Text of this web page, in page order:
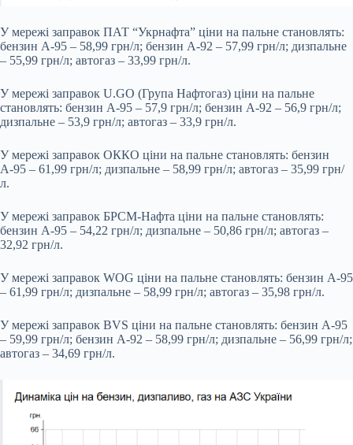
У мережі заправок ПАТ “Укрнафта” ціни на пальне становлять:
бензин А-95 – 58,99 грн/л; бензин А-92 – 57,99 грн/л; дизпальне
– 55,99 грн/л; автогаз – 33,99 грн/л.
У мережі заправок U.GO (Група Нафтогаз) ціни на пальне
становлять: бензин А-95 – 57,9 грн/л; бензин А-92 – 56,9 грн/л;
дизпальне – 53,9 грн/л; автогаз – 33,9 грн/л.
У мережі заправок ОККО ціни на пальне становлять: бензин
А-95 – 61,99 грн/л; дизпальне – 58,99 грн/л; автогаз – 35,99 грн/
л.
У мережі заправок БРСМ-Нафта ціни на пальне становлять:
бензин А-95 – 54,22 грн/л; дизпальне – 50,86 грн/л; автогаз –
32,92 грн/л.
У мережі заправок WOG ціни на пальне становлять: бензин А-95
– 61,99 грн/л; дизпальне – 58,99 грн/л; автогаз – 35,98 грн/л.
У мережі заправок BVS ціни на пальне становлять: бензин А-95
– 59,99 грн/л; бензин А-92 – 58,99 грн/л; дизпальне – 56,99 грн/л;
автогаз – 34,69 грн/л.